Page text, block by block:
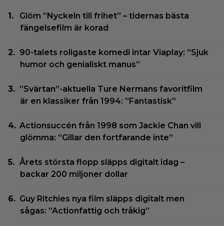
Glöm ”Nyckeln till frihet” – tidernas bästa
fängelsefilm är korad
90-talets roligaste komedi intar Viaplay: ”Sjuk
humor och genialiskt manus”
”Svärtan”-aktuella Ture Nermans favoritfilm
är en klassiker från 1994: ”Fantastisk”
Actionsuccén från 1998 som Jackie Chan vill
glömma: ”Gillar den fortfarande inte”
Årets största flopp släpps digitalt idag –
backar 200 miljoner dollar
Guy Ritchies nya film släpps digitalt men
sågas: ”Actionfattig och tråkig”